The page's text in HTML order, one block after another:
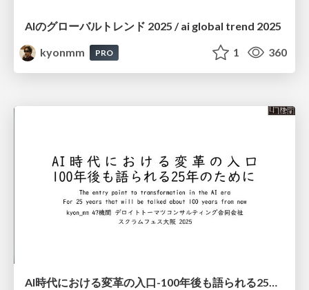
AIのグローバルトレンド 2025 / ai global trend 2025
kyonmm
PRO 1 360
AI時代における変革の入口-100年後も語られる25年のために- #scrumosaka / The entry point to transformation in the AI era For 25 years that will be talked about 100 years from now